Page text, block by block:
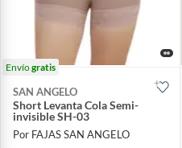
Envíogratis
SAN ANGELO
Short Levanta Cola Semi-
invisible SH-03
Por FAJAS SAN ANGELO